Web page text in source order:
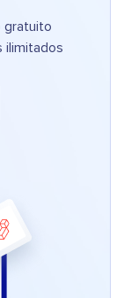
gratuito
ilimitados